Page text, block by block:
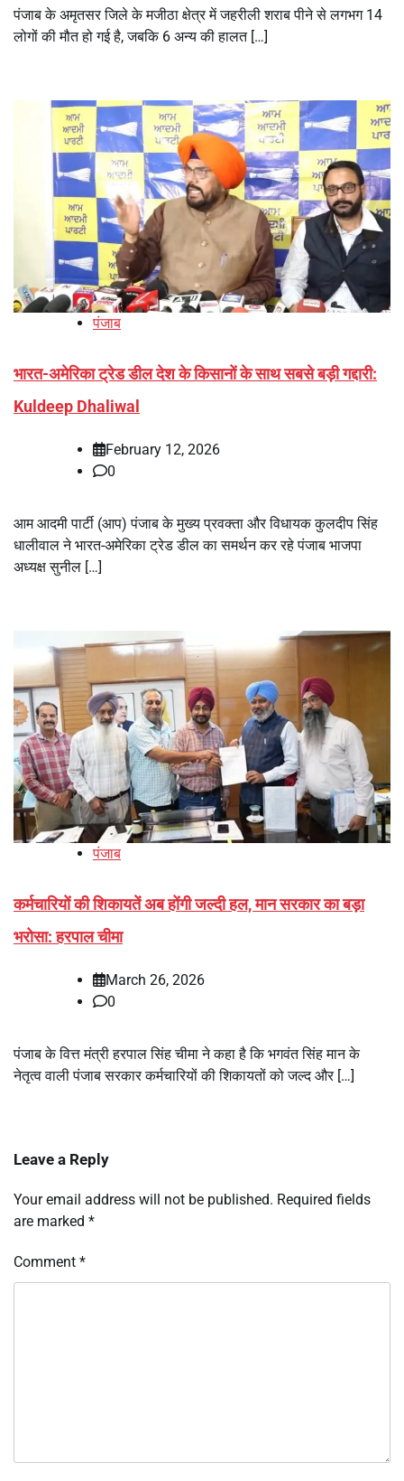
पंजाब के अमृतसर जिले के मजीठा क्षेत्र में जहरीली शराब पीने से लगभग 14
लोगों की मौत हो गई है, जबकि 6 अन्य की हालत […]
पंजाब
भारत-अमेरिका ट्रेड डील देश के किसानों के साथ सबसे बड़ी गद्दारी:
Kuldeep Dhaliwal
February 12, 2026
0
आम आदमी पार्टी (आप) पंजाब के मुख्य प्रवक्ता और विधायक कुलदीप सिंह
धालीवाल ने भारत-अमेरिका ट्रेड डील का समर्थन कर रहे पंजाब भाजपा
अध्यक्ष सुनील […]
पंजाब
कर्मचारियों की शिकायतें अब होंगी जल्दी हल, मान सरकार का बड़ा
भरोसा: हरपाल चीमा
March 26, 2026
0
पंजाब के वित्त मंत्री हरपाल सिंह चीमा ने कहा है कि भगवंत सिंह मान के
नेतृत्व वाली पंजाब सरकार कर्मचारियों की शिकायतों को जल्द और […]
Leave a Reply
Your email address will not be published. Required fields
are marked *
Comment *